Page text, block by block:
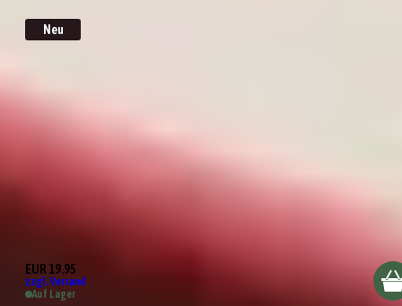
Neu
EUR 19.95
zzgl. Versand
Auf Lager